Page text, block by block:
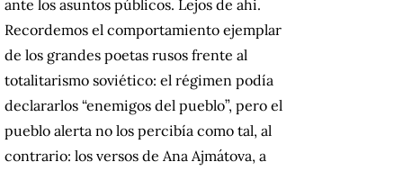
ante los asuntos públicos. Lejos de ahi.
Recordemos el comportamiento ejemplar
de los grandes poetas rusos frente al
totalitarismo soviético: el régimen podía
declararlos “enemigos del pueblo”, pero el
pueblo alerta no los percibía como tal, al
contrario: los versos de Ana Ajmátova, a